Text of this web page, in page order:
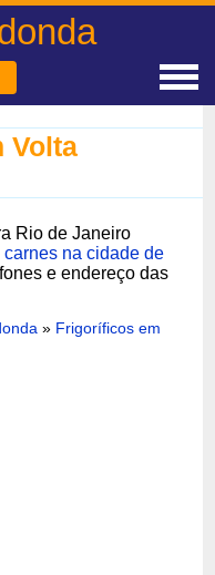
Volta
Rio de Janeiro
carnes na cidade de
e endereço das
» Frigoríficos em